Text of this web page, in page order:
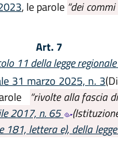
, le parole “dei commi
Art. 7
11 della legge
31 marzo 2025, n. 3
“rivolte alla fascia
2017, n. 65
181, lettera e), della